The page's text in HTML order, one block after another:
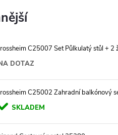
C25007 Set Půlkulatý stůl + 2
DOTAZ
C25002 Zahradní balkónový
SKLADEM